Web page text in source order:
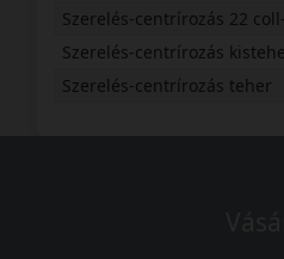
Szerelés-centrírozás 22
Szerelés-centrírozás
Szerelés-centrírozás teher